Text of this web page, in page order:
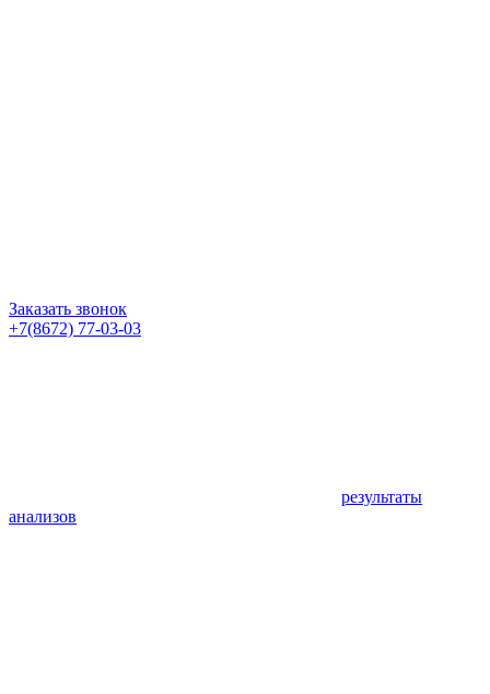
Заказать звонок
+7(8672) 77-03-03
результаты
анализов